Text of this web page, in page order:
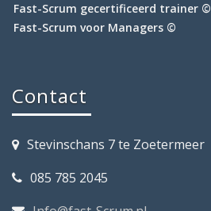
Fast-Scrum gecertificeerd trainer ©
Fast-Scrum voor Managers ©
Contact
Stevinschans 7 te Zoetermeer
085 785 2045